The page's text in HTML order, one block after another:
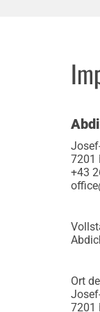
7201
+43
Ort
7201